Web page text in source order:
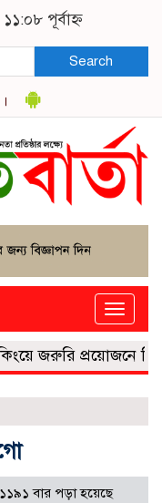
পূর্বাহ্ন
Search
Toggle
জরুরি প্রয়োজনে
১১৯১ বার পড়া হয়েছে